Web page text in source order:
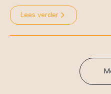
Lees verder